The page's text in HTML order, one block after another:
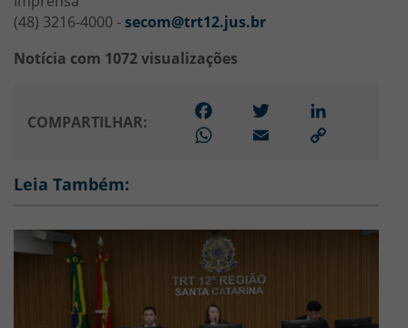
(48) 3216-4000 -secom@trt12.jus.br
Notícia com 1072 visualizações
COMPARTILHAR:
Facebook Twitter
WhatsApp
Leia Também: